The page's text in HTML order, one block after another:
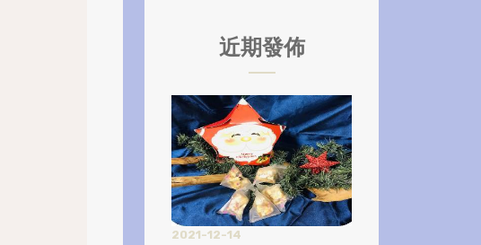
近期發佈
2021-12-14